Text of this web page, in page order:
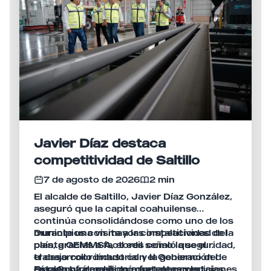
Javier Díaz destaca
competitividad de Saltillo
7 de agosto de 2026
2 min
El alcalde de Saltillo, Javier Díaz González,
aseguró que la capital coahuilense
continúa consolidándose como uno de los
municipios con mayor competitividad del
país, gracias a factores como la seguridad,
el desarrollo industrial y la generación de
Durante una visita a las instalaciones de la
planta GEMMSA, el edil señaló que el
trabajo coordinado con el Gobierno del